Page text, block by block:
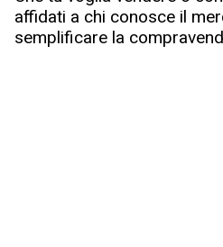
affidati a chi conosce il
semplificare la